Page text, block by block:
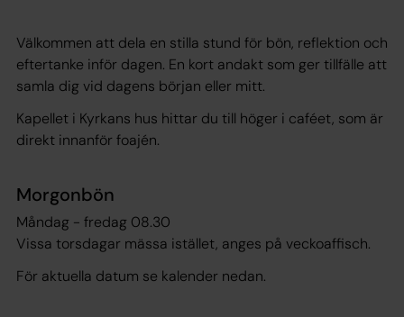
Välkommen att dela en stilla stund för bön, reflektion och
eftertanke inför dagen. En kort andakt som ger tillfälle att
samla dig vid dagens början eller mitt.
Kapellet i Kyrkans hus hittar du till höger i caféet, som är
direkt innanför foajén.
Morgonbön
Måndag - fredag 08.30
Vissa torsdagar mässa istället, anges på veckoaffisch.
För aktuella datum se kalender nedan.